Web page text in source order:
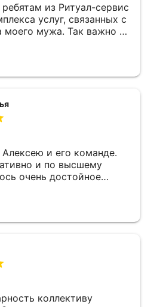
из Ритуал-сервис
услуг, связанных с
моего мужа. Так важно в
таких
После общения с
что волноваться не
виде и за приемлемые
выполнили как обещали
сумму.
договор, акт
безналичная оплата,
с нами работал
на связи, оперативно
сервис+.
и его команде.
и по высшему
очень достойное
человеком.
коллективу